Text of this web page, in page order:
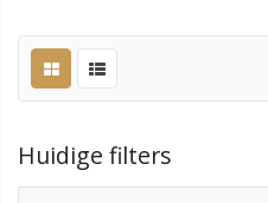
Huidige filters